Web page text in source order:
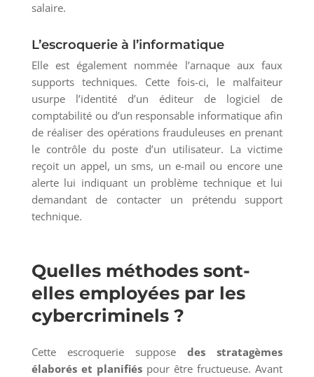
salaire.
L’escroquerie à l’informatique
Elle est également nommée l’arnaque aux faux
supports techniques. Cette fois-ci, le malfaiteur
usurpe l’identité d’un éditeur de logiciel de
comptabilité ou d’un responsable informatique afin
de réaliser des opérations frauduleuses en prenant
le contrôle du poste d’un utilisateur. La victime
reçoit un appel, un sms, un e-mail ou encore une
alerte lui indiquant un problème technique et lui
demandant de contacter un prétendu support
technique.
Quelles méthodes sont-
elles employées par les
cybercriminels ?
Cette escroquerie supposedes stratagèmes
élaborés et planifiéspour être fructueuse. Avant